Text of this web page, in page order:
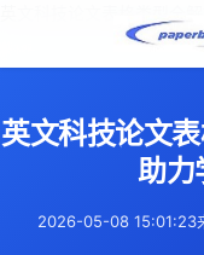
英文科技论文
助力
2026-05-08 15:01:23